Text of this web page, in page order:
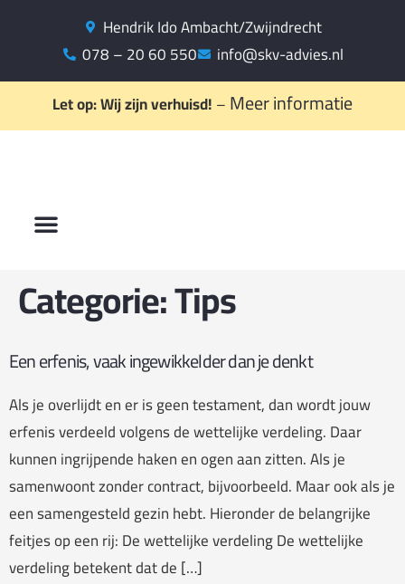
Hendrik Ido Ambacht/Zwijndrecht
078 – 20 60 550
info@skv-advies.nl
Let op: Wij zijn verhuisd!–Meer informatie
Categorie:Tips
Een erfenis, vaak ingewikkelder dan je denkt
Als je overlijdt en er is geen testament, dan wordt jouw
erfenis verdeeld volgens de wettelijke verdeling. Daar
kunnen ingrijpende haken en ogen aan zitten. Als je
samenwoont zonder contract, bijvoorbeeld. Maar ook als je
een samengesteld gezin hebt. Hieronder de belangrijke
feitjes op een rij: De wettelijke verdeling De wettelijke
verdeling betekent dat de […]